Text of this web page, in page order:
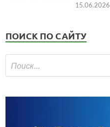
15.06.2026
ПОИСК ПО САЙТУ